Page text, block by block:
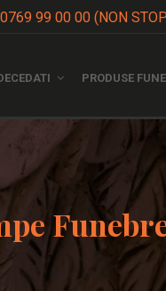
0769 99 00 00 (NON
PRODUSE